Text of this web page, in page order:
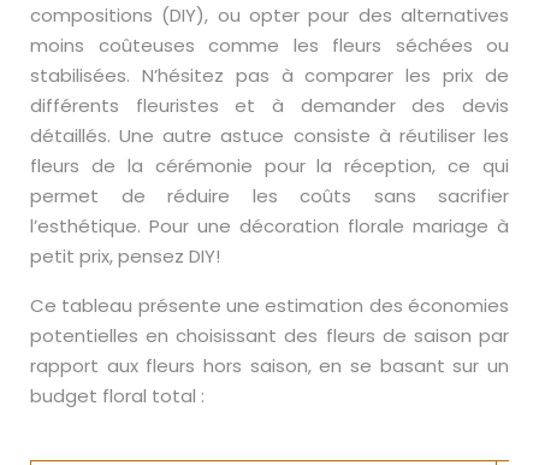
compositions (DIY), ou opter pour des alternatives
moins coûteuses comme les fleurs séchées ou
stabilisées. N’hésitez pas à comparer les prix de
différents fleuristes et à demander des devis
détaillés. Une autre astuce consiste à réutiliser les
fleurs de la cérémonie pour la réception, ce qui
permet de réduire les coûts sans sacrifier
l’esthétique. Pour une décoration florale mariage à
petit prix, pensez DIY!
Ce tableau présente une estimation des économies
potentielles en choisissant des fleurs de saison par
rapport aux fleurs hors saison, en se basant sur un
budget floral total :